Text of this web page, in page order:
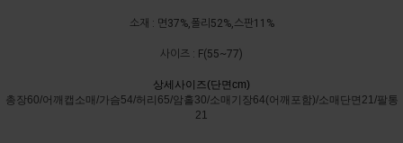
소재 : 면37%,폴리52%,스판11%
사이즈 : F(55~77)
상세사이즈(단면cm)
총장60/어깨캡소매/가슴54/허리65/암홀30/소매기장64(어깨포함)/소매단면21/팔통
21